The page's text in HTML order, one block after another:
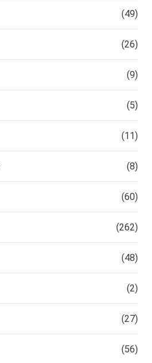
(49)
(26)
(9)
(5)
(11)
(8)
(60)
(262)
(48)
(2)
(27)
(56)